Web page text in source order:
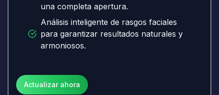
una completa apertura.
Análisis inteligente de rasgos faciales
para garantizar resultados naturales y
armoniosos.
Actualizar ahora